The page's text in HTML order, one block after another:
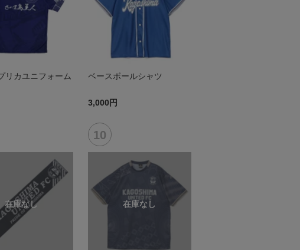
リカユニフォーム ベースボールシャツ
3,000円